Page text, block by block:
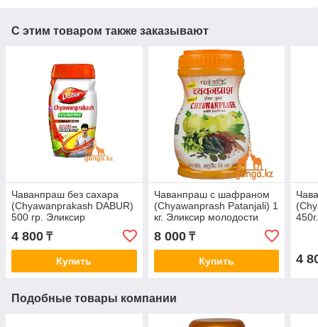
С этим товаром также заказывают
Чаванпраш без сахара
(Chyawanprakash DABUR)
500 гр. Эликсир
молодости
4 800 ₸
Купить
Чаванпраш с шафраном
(Chyawanprash Patanjali) 1
кг. Эликсир молодоcти
8 000₸
Купить 4
Подобные товары компании